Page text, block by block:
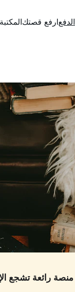
المكتبةارفع قصتكالدفع
منصة رائعة تشجع